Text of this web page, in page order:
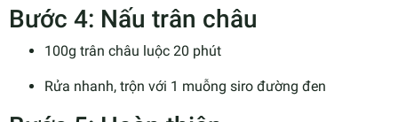
Bước 4: Nấu trân châu
100g trân châu luộc 20 phút
Rửa nhanh, trộn với 1 muỗng siro đường đen